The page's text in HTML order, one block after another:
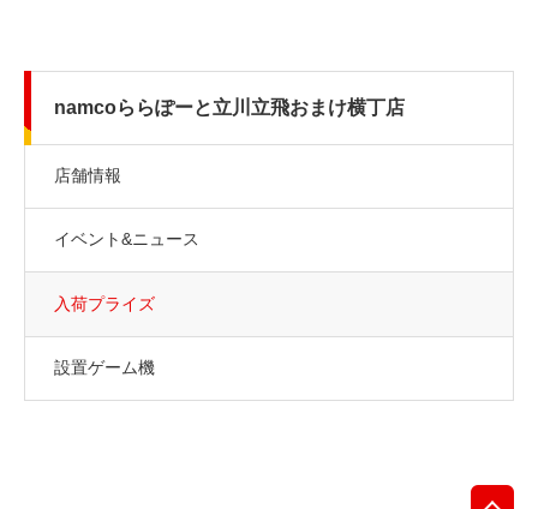
namcoららぽーと立川立飛おまけ横丁店
店舗情報
イベント&ニュース
入荷プライズ
設置ゲーム機